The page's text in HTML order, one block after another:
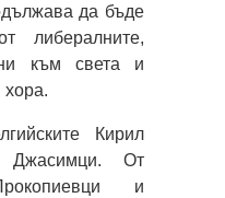
да бъде
либералните,
към света и
хора.
Кирил
От
и